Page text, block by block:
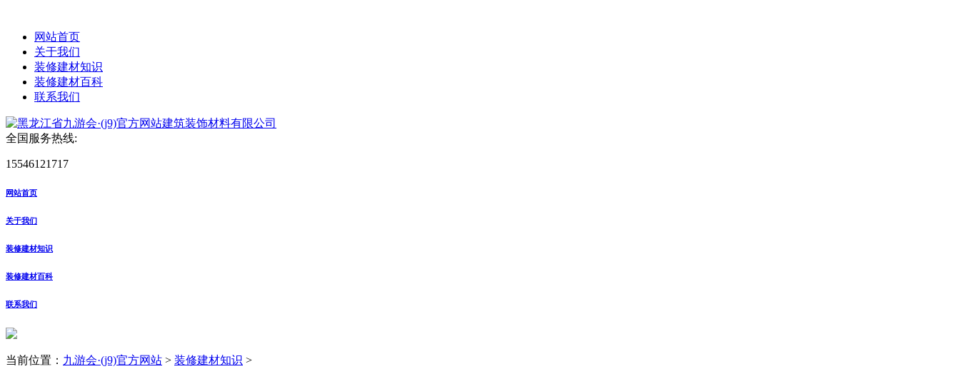
网站首页
关于我们
装修建材知识
装修建材百科
联系我们
全国服务热线:
15546121717
网站首页
关于我们
装修建材知识
装修建材百科
联系我们
当前位置： 九游会·(j9)官方网站 > 装修建材知识 >